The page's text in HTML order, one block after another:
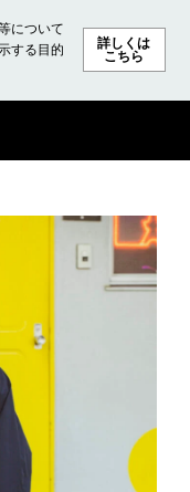
について
する目的
詳しくは
こちら
ファッション ビューテ